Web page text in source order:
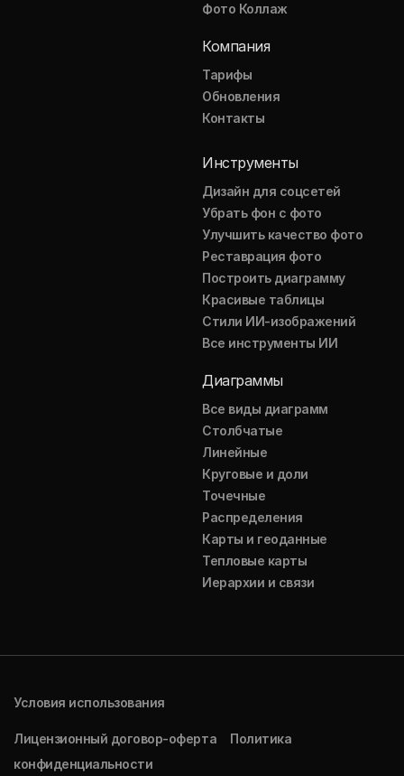
Фото Коллаж
Компания
Тарифы
Обновления
Контакты
Инструменты
Дизайн для соцсетей
Убрать фон с фото
Улучшить качество фото
Реставрация фото
Построить диаграмму
Красивые таблицы
Стили ИИ-изображений
Все инструменты ИИ
Диаграммы
Все виды диаграмм
Столбчатые
Линейные
Круговые и доли
Точечные
Распределения
Карты и геоданные
Тепловые карты
Иерархии и связи
Условия использования
Лицензионный договор-оферта
Политика
конфиденциальности